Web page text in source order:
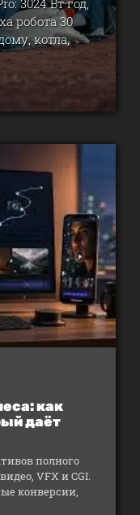
3024 Вт·год,
робота 30
котла,
как
даёт
полного
VFX и CGI.
конверсии,